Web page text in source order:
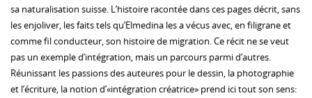
sa naturalisation suisse. L’histoire racontée dans ces pages décrit, sans
les enjoliver, les faits tels qu’Elmedina les a vécus avec, en filigrane et
comme fil conducteur, son histoire de migration. Ce récit ne se veut
pas un exemple d’intégration, mais un parcours parmi d’autres.
Réunissant les passions des auteures pour le dessin, la photographie
et l’écriture, la notion d’«intégration créatrice» prend ici tout son sens: